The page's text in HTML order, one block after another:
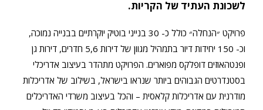
לשכונת העתיד של הקריות.
פרויקט ״הנחלה״ כולל כ- 30 בנייני בוטיק יוקרתיים בבנייה נמוכה,
וכ- 150 יחידות דיור בתמהיל מגוון של דירות 5,6 חדרים, דירות גן
ופנטהאוזים דופלקס מפוארים. הפרויקט מתהדר בעיצוב אדריכלי
בסטנדרטים הגבוהים ביותר שנראו בישראל, בשילוב של אדריכלות
מודרנית עם אדריכלות קלאסית – והכל בעיצוב משרדי האדריכלים